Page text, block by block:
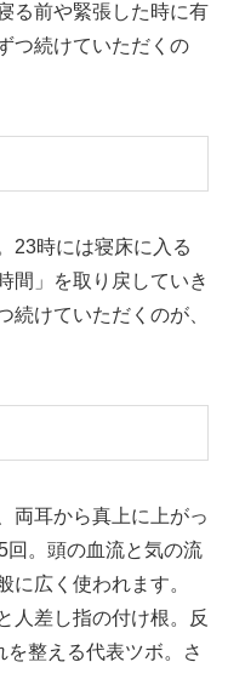
る前や緊張した時に有
つ続けていただくの
23時には寝床に入る
間」を取り戻していき
続けていただくのが、
両耳から真上に上がっ
回。頭の血流と気の流
に広く使われます。
人差し指の付け根。反
整える代表ツボ。さ